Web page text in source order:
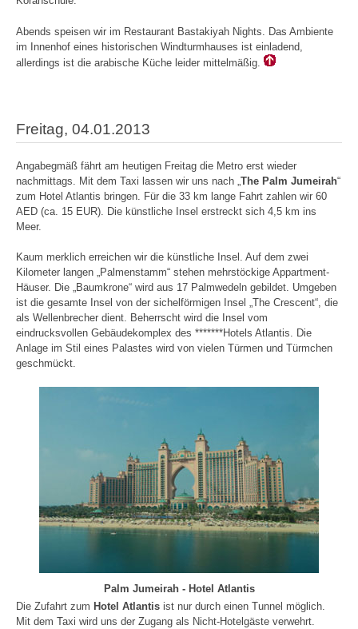
Abends speisen wir im Restaurant Bastakiyah Nights. Das Ambiente
im Innenhof eines historischen Windturmhauses ist einladend,
allerdings ist die arabische Küche leider mittelmäßig.
Freitag, 04.01.2013
Angabegmäß fährt am heutigen Freitag die Metro erst wieder
nachmittags. Mit dem Taxi lassen wir uns nach „The Palm Jumeirah“
zum Hotel Atlantis bringen. Für die 33 km lange Fahrt zahlen wir 60
AED (ca. 15 EUR). Die künstliche Insel erstreckt sich 4,5 km ins
Meer.
Kaum merklich erreichen wir die künstliche Insel. Auf dem zwei
Kilometer langen „Palmenstamm“ stehen mehrstöckige Appartment-
Häuser. Die „Baumkrone“ wird aus 17 Palmwedeln gebildet. Umgeben
ist die gesamte Insel von der sichelförmigen Insel „The Crescent“, die
als Wellenbrecher dient. Beherrscht wird die Insel vom
eindrucksvollen Gebäudekomplex des *******Hotels Atlantis. Die
Anlage im Stil eines Palastes wird von vielen Türmen und Türmchen
geschmückt.
Palm Jumeirah - Hotel Atlantis
Die Zufahrt zum Hotel Atlantis ist nur durch einen Tunnel möglich.
Mit dem Taxi wird uns der Zugang als Nicht-Hotelgäste verwehrt.